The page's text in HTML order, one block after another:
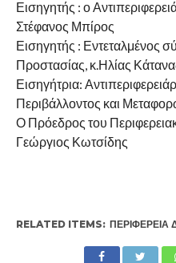
Εισηγητής : ο
Στέφανος Μπίρος
Εισηγητής : Εντεταλμένος
Προστασίας, κ.Ηλίας
Εισηγήτρια:
Περιβάλλοντος και
Ο Πρόεδρος του
Γεώργιος Κωτσίδης
RELATED ITEMS: ΠΕΡΙΦΈΡΕΙΑ